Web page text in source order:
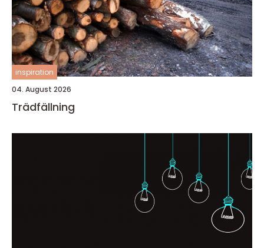
inspiration
04. August 2026
Trädfällning